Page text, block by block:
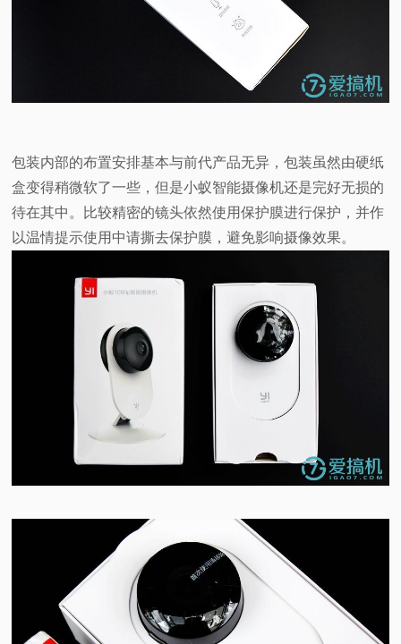
包装内部的布置安排基本与前代产品无异，包装虽然由硬纸
盒变得稍微软了一些，但是小蚁智能摄像机还是完好无损的
待在其中。比较精密的镜头依然使用保护膜进行保护，并作
以温情提示使用中请撕去保护膜，避免影响摄像效果。